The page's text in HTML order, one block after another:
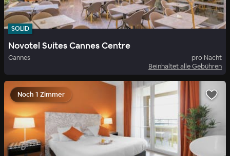
SOLID
Novotel Suites Cannes Centre
Cannes
pro Nacht
Beinhaltet alle Gebühren
Noch 1 Zimmer